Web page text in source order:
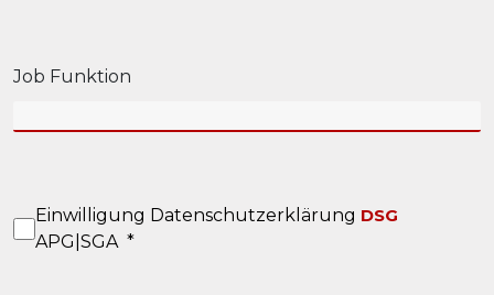
Job Funktion
Einwilligung Datenschutzerklärung DSG
APG|SGA *